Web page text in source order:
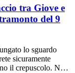
tra Giove e
del 9
lo sguardo
sicuramente
il crepuscolo. Non